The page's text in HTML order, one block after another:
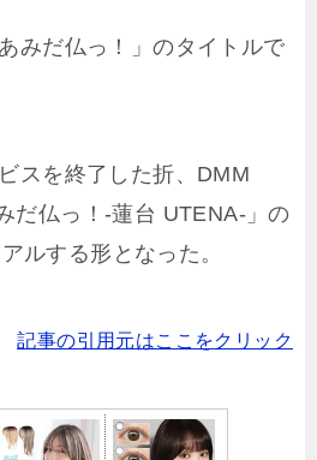
みだ仏っ！」のタイトルで
スを終了した折、DMM
だ仏っ！-蓮台 UTENA-」の
ルする形となった。
記事の引用元はここをクリック